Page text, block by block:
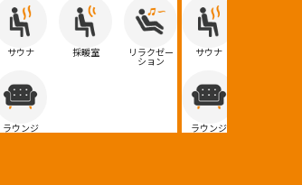
サウナ 採暖室 リラクゼー
ション
ラウンジ
サウナ
ラウンジ